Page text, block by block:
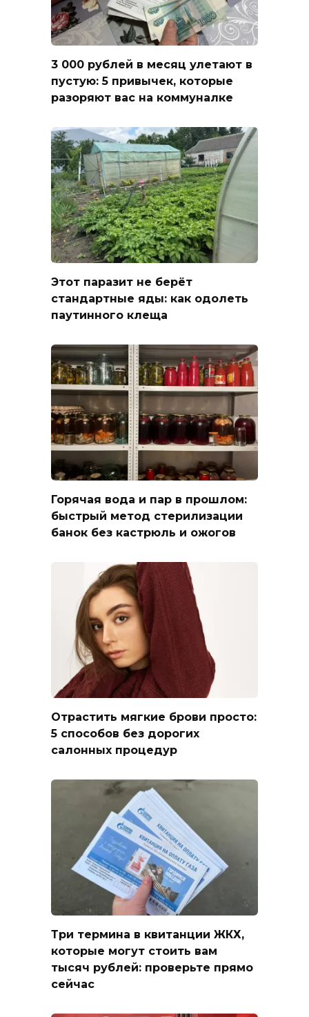
3 000 рублей в месяц улетают в
пустую: 5 привычек, которые
разоряют вас на коммуналке
Этот паразит не берёт
стандартные яды: как одолеть
паутинного клеща
Горячая вода и пар в прошлом:
быстрый метод стерилизации
банок без кастрюль и ожогов
Отрастить мягкие брови просто:
5 способов без дорогих
салонных процедур
Три термина в квитанции ЖКХ,
которые могут стоить вам
тысяч рублей: проверьте прямо
сейчас